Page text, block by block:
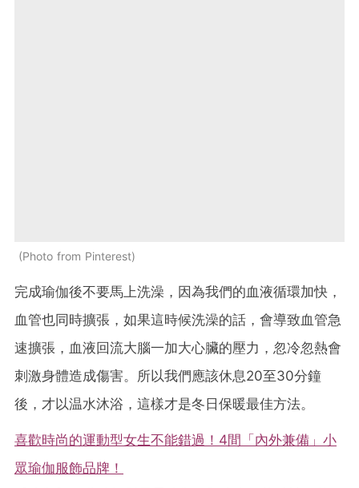
Photo from Pinterest
完成瑜伽後不要馬上洗澡，因為我們的血液循環加快，
血管也同時擴張，如果這時候洗澡的話，會導致血管急
速擴張，血液回流大腦一加大心臟的壓力，忽冷忽熱會
刺激身體造成傷害。所以我們應該休息20至30分鐘
後，才以温水沐浴，這樣才是冬日保暖最佳方法。
喜歡時尚的運動型女生不能錯過！4間「內外兼備」小
眾瑜伽服飾品牌！